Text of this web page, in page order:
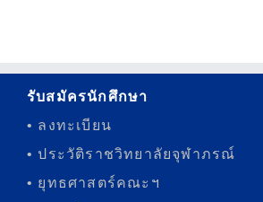
รับสมัครนักศึกษา
• ลงทะเบียน
• ประวัติราชวิทยาลัยจุฬาภรณ์
• ยุทธศาสตร์คณะฯ